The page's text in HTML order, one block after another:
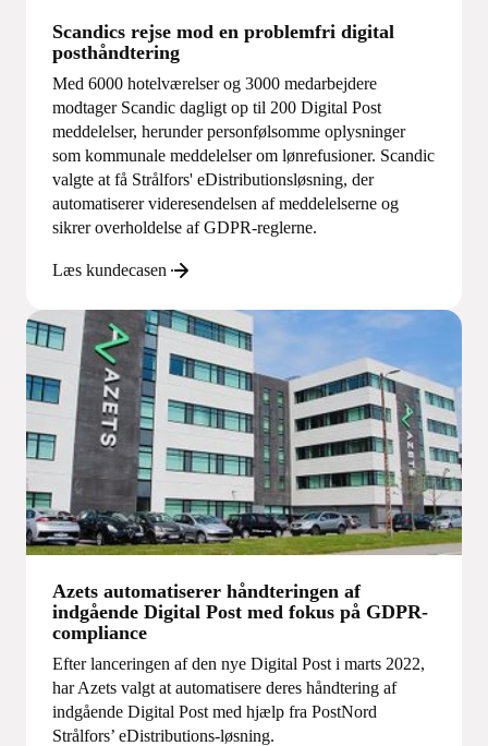
Scandics rejse mod en problemfri digital
posthåndtering
Med 6000 hotelværelser og 3000 medarbejdere
modtager Scandic dagligt op til 200 Digital Post
meddelelser, herunder personfølsomme oplysninger
som kommunale meddelelser om lønrefusioner. Scandic
valgte at få Strålfors' eDistributionsløsning, der
automatiserer videresendelsen af meddelelserne og
sikrer overholdelse af GDPR-reglerne.
Læs kundecasen
Azets automatiserer håndteringen af
indgående Digital Post med fokus på GDPR-
compliance
Efter lanceringen af den nye Digital Post i marts 2022,
har Azets valgt at automatisere deres håndtering af
indgående Digital Post med hjælp fra PostNord
Strålfors’ eDistributions-løsning.